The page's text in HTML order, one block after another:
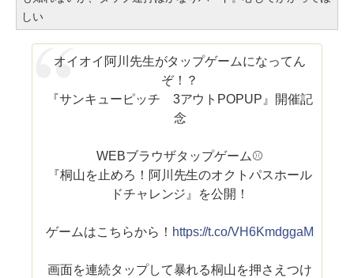
しい
オイオイ阿川先生がタップゲームになってん
ぞ！？
『サンキューピッチ 3アウトPOPUP』開催記
念
WEBブラウザタップゲーム⚾️
『桐山を止めろ！阿川先生のオクトパスホール
ドチャレンジ』を公開！
ゲームはこちらから！ https://t.co/VH6KmdggaM
画面を連続タップして暴れる桐山を押さえつけ